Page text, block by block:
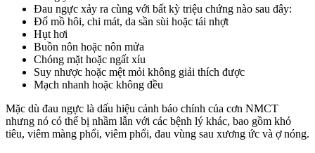
Đau ngực xảy ra cùng với bất kỳ triệu chứng nào sau đây:
Đổ mồ hôi, chi mát, da sần sùi hoặc tái nhợt
Hụt hơi
Buồn nôn hoặc nôn mửa
Chóng mặt hoặc ngất xỉu
Suy nhược hoặc mệt mỏi không giải thích được
Mạch nhanh hoặc không đều
Mặc dù đau ngực là dấu hiệu cảnh báo chính của cơn NMCT
nhưng nó có thể bị nhầm lẫn với các bệnh lý khác, bao gồm khó
tiêu, viêm màng phổi, viêm phổi, đau vùng sau xương ức và ợ nóng.